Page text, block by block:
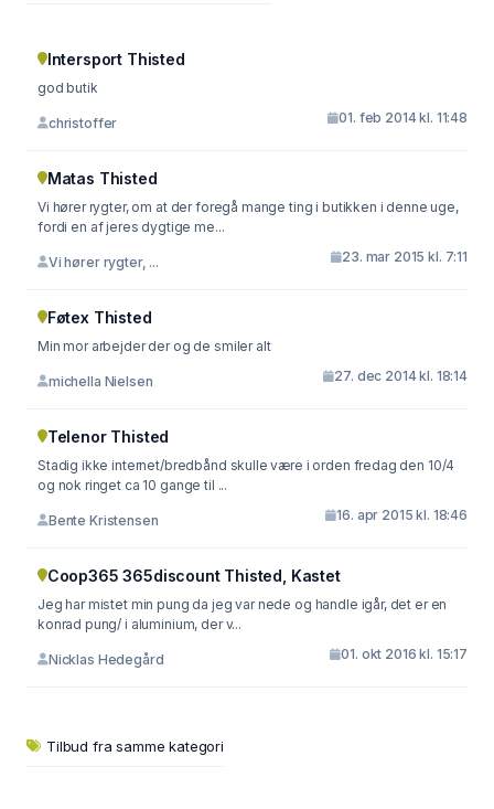
Intersport Thisted
god butik
christoffer 01. feb 2014 kl. 11:48
Matas Thisted
Vi hører rygter, om at der foregå mange ting i butikken i denne uge,
fordi en af jeres dygtige me...
Vi hører rygter, ... 23. mar 2015 kl. 7:11
Føtex Thisted
Min mor arbejder der og de smiler alt
michella Nielsen 27. dec 2014 kl. 18:14
Telenor Thisted
Stadig ikke internet/bredbånd skulle være i orden fredag den 10/4
og nok ringet ca 10 gange til ...
Bente Kristensen 16. apr 2015 kl. 18:46
Coop365 365discount Thisted, Kastet
Jeg har mistet min pung da jeg var nede og handle igår, det er en
konrad pung/ i aluminium, der v...
Nicklas Hedegård 01. okt 2016 kl. 15:17
Tilbud fra samme kategori